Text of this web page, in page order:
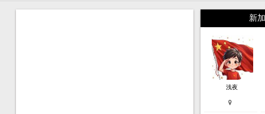
新
浅夜